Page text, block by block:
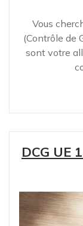
Vous
(Contrôle de
sont votre
DCG UE